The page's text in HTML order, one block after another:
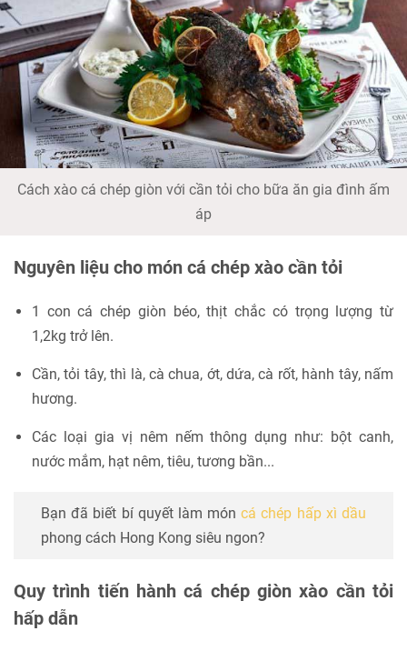
Cách xào cá chép giòn với cần tỏi cho bữa ăn gia đình ấm
áp
Nguyên liệu cho món cá chép xào cần tỏi
1 con cá chép giòn béo, thịt chắc có trọng lượng từ
1,2kg trở lên.
Cần, tỏi tây, thì là, cà chua, ớt, dứa, cà rốt, hành tây, nấm
hương.
Các loại gia vị nêm nếm thông dụng như: bột canh,
nước mắm, hạt nêm, tiêu, tương bần...
Bạn đã biết bí quyết làm móncá chép hấp xì dầu
phong cách Hong Kong siêu ngon?
Quy trình tiến hành cá chép giòn xào cần tỏi
hấp dẫn